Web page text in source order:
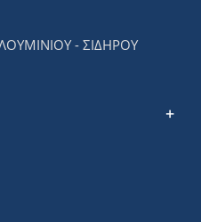
- ΣΙΔΗΡΟΥ